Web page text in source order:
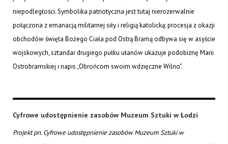
niepodległości. Symbolika patriotyczna jest tutaj nierozerwalnie
połączona z emanacją militarnej siły i religią katolicką: procesja z okazji
obchodów święta Bożego Ciała pod Ostrą Bramą odbywa się w asyście
wojskowych, sztandar drugiego pułku ułanów ukazuje podobiznę Marii
Ostrobramskiej i napis „Obrońcom swoim wdzięczne Wilno”.
Cyfrowe udostępnienie zasobów Muzeum Sztuki w Łodzi
Projekt pn. Cyfrowe udostępnienie zasobów Muzeum Sztuki w